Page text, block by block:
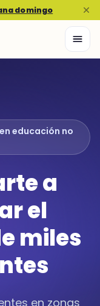
domingo
educación no
a
el
miles
en zonas